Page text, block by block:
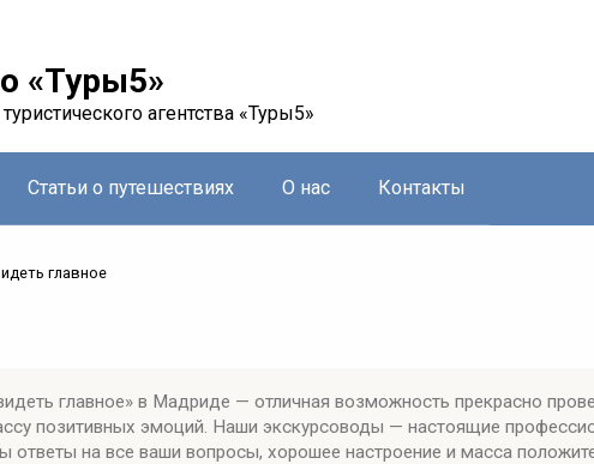
«Туры5»
агентства «Туры5»
Статьи о путешествиях О нас Контакты
главное
главное» в Мадриде — отличная возможность прекрасно
позитивных эмоций. Наши экскурсоводы — настоящие
ответы на все ваши вопросы, хорошее настроение и масса